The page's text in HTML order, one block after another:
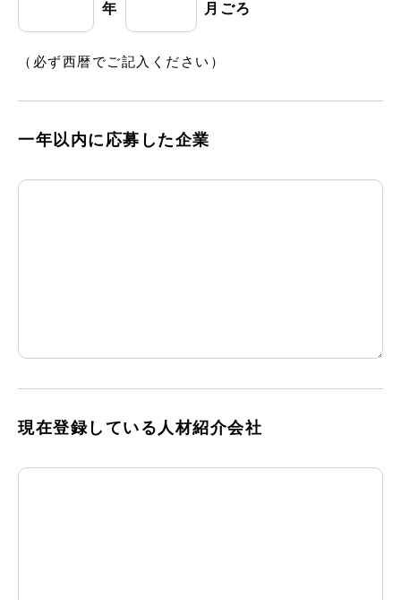
年 月ごろ
（必ず西暦でご記入ください）
一年以内に応募した企業
現在登録している人材紹介会社